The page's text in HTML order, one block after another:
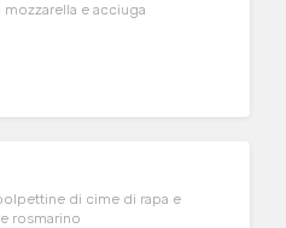
e acciuga
di cime di rapa e
rosmarino